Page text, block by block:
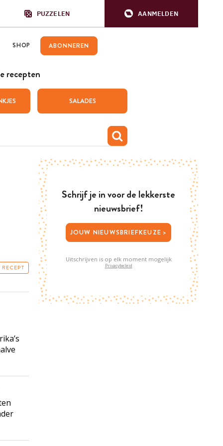
PUZZELEN AANMELDEN
SHOP ABONNEREN
recepten
SALADES
Schrijf je in voor de lekkerste
nieuwsbrief!
JOUW NIEUWSBRIEFKEUZE >
Uitschrijven is op elk moment mogelijk
Privacybeleid